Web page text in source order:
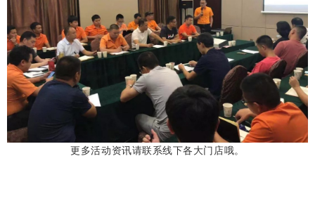
更多活动资讯请联系线下各大门店哦。